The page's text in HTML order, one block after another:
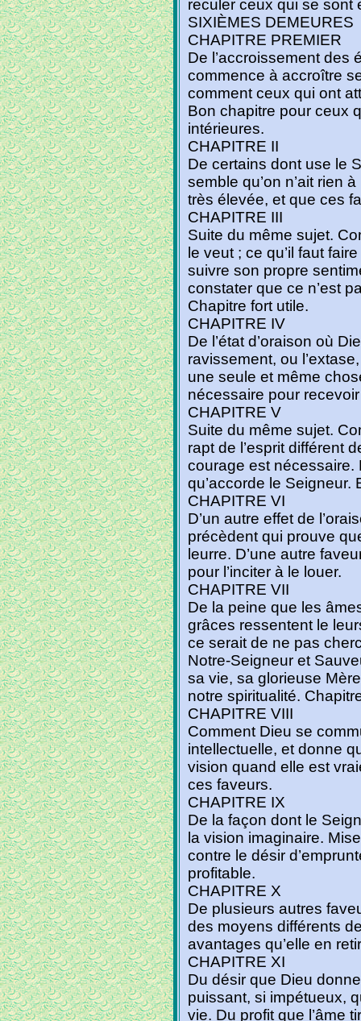
reculer ceux qui se sont
SIXIÈMES DEMEURES
CHAPITRE PREMIER
De l’accroissement des
commence à accroître
comment ceux qui ont
Bon chapitre pour ceux
intérieures.
CHAPITRE II
De certains dont use le
semble qu’on n’ait rien
très élevée, et que ces
CHAPITRE III
Suite du même sujet.
le veut ; ce qu’il faut
suivre son propre
constater que ce n’est
Chapitre fort utile.
CHAPITRE IV
De l’état d’oraison où
ravissement, ou
une seule et même
nécessaire pour
CHAPITRE V
Suite du même sujet.
rapt de l’esprit différent
courage est nécessaire.
qu’accorde le Seigneur.
CHAPITRE VI
D’un autre effet de
précèdent qui prouve
leurre. D’une autre
pour l’inciter à le louer.
CHAPITRE VII
De la peine que les
grâces ressentent le
ce serait de ne pas
Notre-Seigneur et
sa vie, sa glorieuse
notre spiritualité.
CHAPITRE VIII
Comment Dieu se
intellectuelle, et donne
vision quand elle est
ces faveurs.
CHAPITRE IX
De la façon dont le
la vision imaginaire.
contre le désir
profitable.
CHAPITRE X
De plusieurs autres
des moyens différents
avantages qu’elle en
CHAPITRE XI
Du désir que Dieu
puissant, si impétueux,
vie. Du profit que l’âme